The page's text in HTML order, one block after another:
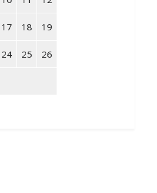
17 18 19
24 25 26